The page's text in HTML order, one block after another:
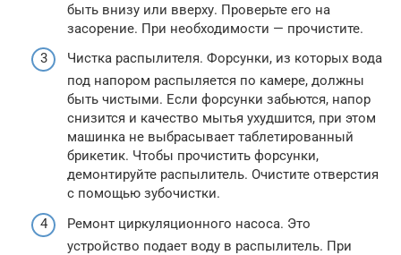
быть внизу или вверху. Проверьте его на
засорение. При необходимости — прочистите.
Чистка распылителя. Форсунки, из которых вода
под напором распыляется по камере, должны
быть чистыми. Если форсунки забьются, напор
снизится и качество мытья ухудшится, при этом
машинка не выбрасывает таблетированный
брикетик. Чтобы прочистить форсунки,
демонтируйте распылитель. Очистите отверстия
с помощью зубочистки.
Ремонт циркуляционного насоса. Это
устройство подает воду в распылитель. При